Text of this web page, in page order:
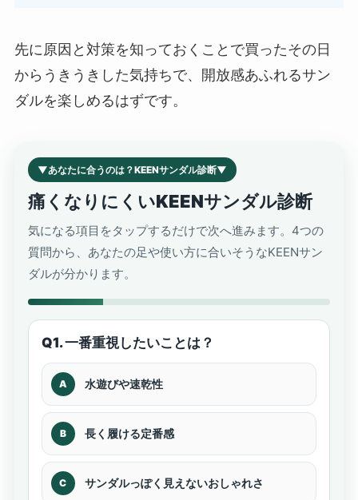
先に原因と対策を知っておくことで買ったその日
からうきうきした気持ちで、開放感あふれるサン
ダルを楽しめるはずです。
▼あなたに合うのは？KEENサンダル診断▼
痛くなりにくいKEENサンダル診断
気になる項目をタップするだけで次へ進みます。4つの
質問から、あなたの足や使い方に合いそうなKEENサン
ダルが分かります。
Q1. 一番重視したいことは？
A 水遊びや速乾性
B 長く履ける定番感
C サンダルっぽく見えないおしゃれさ